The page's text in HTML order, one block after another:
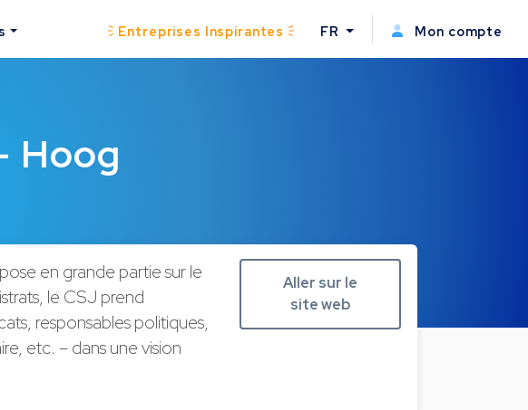
Entreprises Inspirantes FR Mon compte
Hoog
en grande partie sur le
le CSJ prend
responsables politiques,
etc. – dans une vision
Aller sur le
site web